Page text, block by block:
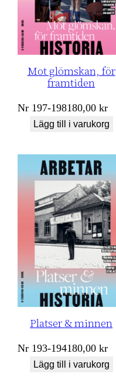
Mot glömskan, för
framtiden
Nr 197-198180,00kr
Lägg till i varukorg
Platser & minnen
Nr 193-194180,00kr
Lägg till i varukorg